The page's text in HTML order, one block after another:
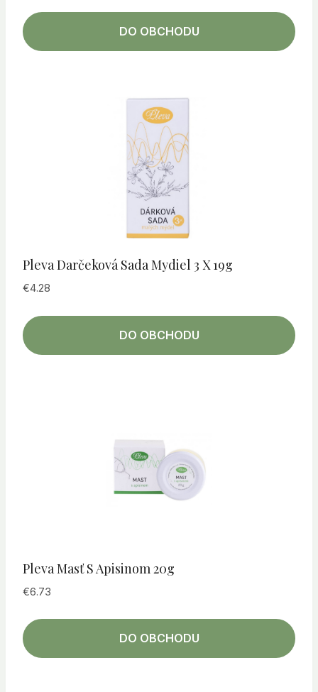
DO OBCHODU
Pleva Darčeková Sada Mydiel 3 X 19g
€4.28
DO OBCHODU
Pleva Masť S Apisinom 20g
€6.73
DO OBCHODU